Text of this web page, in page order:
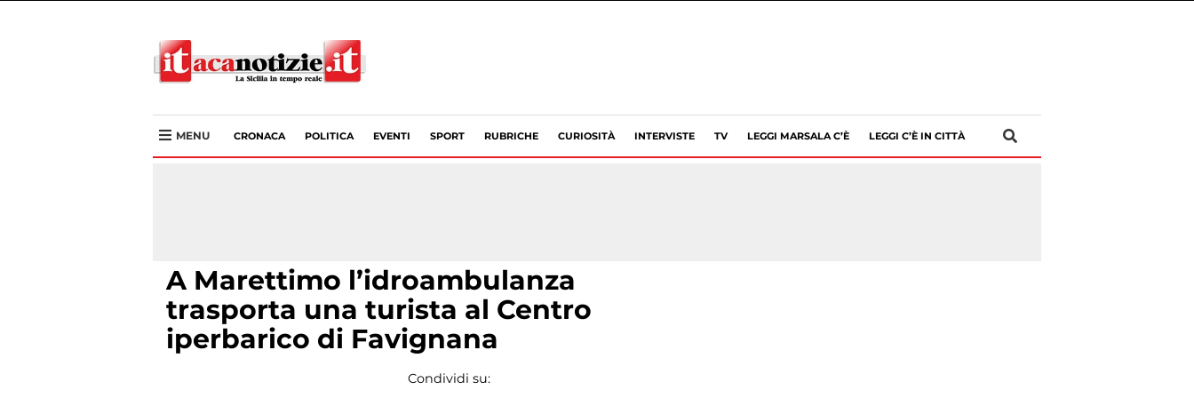
MENU CRONACA POLITICA EVENTI SPORT RUBRICHE CURIOSITÀ INTERVISTE TV LEGGI MARSALA C’È LEGGI C’È IN CITTÀ
A Marettimo l’idroambulanza
trasporta una turista al Centro
iperbarico di Favignana
Condividi su: